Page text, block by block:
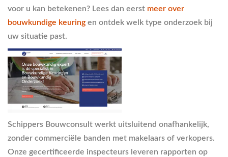
voor u kan betekenen? Lees dan eerst meer over
bouwkundige keuring en ontdek welk type onderzoek bij
uw situatie past.
Schippers Bouwconsult werkt uitsluitend onafhankelijk,
zonder commerciële banden met makelaars of verkopers.
Onze gecertificeerde inspecteurs leveren rapporten op